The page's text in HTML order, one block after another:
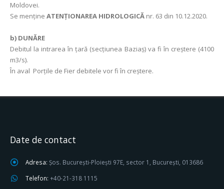
Moldovei.
Se menține ATENȚIONAREA HIDROLOGICĂ nr. 63 din 10.12.2020.
b) DUNĂRE
Debitul la intrarea în ţară (secţiunea Baziaş) va fi în creştere (4100
m3/s).
În aval Porţile de Fier debitele vor fi în creştere.
Date de contact
Adresa: Șos. București-Ploiești 97E, sector 1, București, 013686
Telefon: +40-21-318 1115